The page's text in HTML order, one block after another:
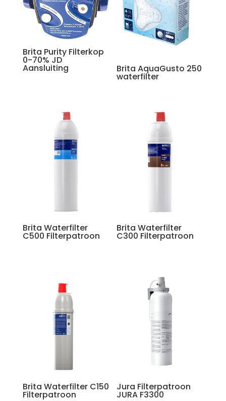
Brita Purity Filterkop
0-70% JD
Aansluiting Brita AquaGusto 250
waterfilter
Brita Waterfilter
C500 Filterpatroon
Brita Waterfilter
C300 Filterpatroon
Brita Waterfilter C150
Filterpatroon
Jura Filterpatroon
JURA F3300